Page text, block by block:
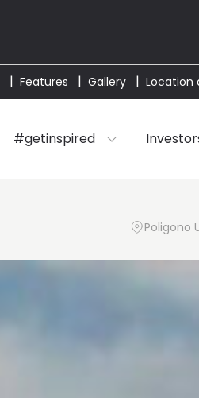
Features Gallery Location
#getinspired
Poligono